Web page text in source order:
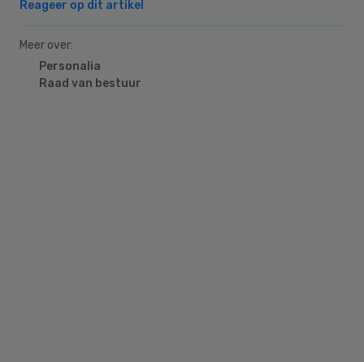
Reageer op dit artikel
Meer over:
Personalia
Raad van bestuur